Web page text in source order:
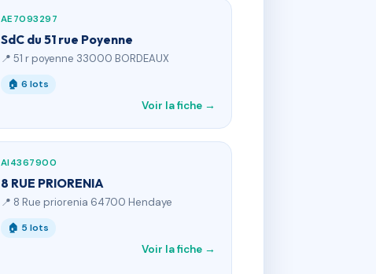
AE7093297
SdC du 51 rue Poyenne
📍 51 r poyenne 33000 BORDEAUX
🏠 6 lots
Voir la fiche →
AI4367900
8 RUE PRIORENIA
📍 8 Rue priorenia 64700 Hendaye
🏠 5 lots
Voir la fiche →